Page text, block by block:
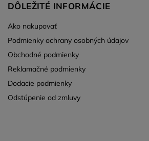
DÔLEŽITÉ INFORMÁCIE
Ako nakupovať
Podmienky ochrany osobných údajov
Obchodné podmienky
Reklamačné podmienky
Dodacie podmienky
Odstúpenie od zmluvy